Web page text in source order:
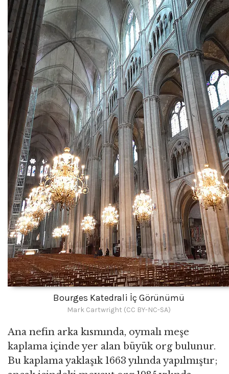
Bourges Katedrali İç Görünümü
Mark Cartwright (CC BY-NC-SA)
Ana nefin arka kısmında, oymalı meşe
kaplama içinde yer alan büyük org bulunur.
Bu kaplama yaklaşık 1663 yılında yapılmıştır;